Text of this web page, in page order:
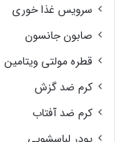
سرویس غذا خوری
صابون جانسون
قطره مولتی ویتامین
کرم ضد گزش
کرم ضد آفتاب